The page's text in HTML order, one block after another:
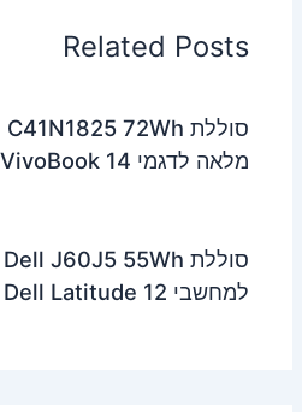
Related Posts
מלאה לדגמי VivoBook 14 ו-ADOL13
למחשבי Dell Latitude 12 ו-14